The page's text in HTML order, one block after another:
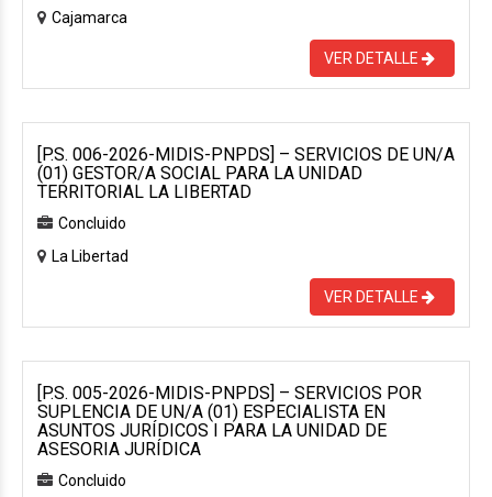
Cajamarca
VER DETALLE
[P.S. 006-2026-MIDIS-PNPDS] – SERVICIOS DE UN/A
(01) GESTOR/A SOCIAL PARA LA UNIDAD
TERRITORIAL LA LIBERTAD
Concluido
La Libertad
VER DETALLE
[P.S. 005-2026-MIDIS-PNPDS] – SERVICIOS POR
SUPLENCIA DE UN/A (01) ESPECIALISTA EN
ASUNTOS JURÍDICOS I PARA LA UNIDAD DE
ASESORIA JURÍDICA
Concluido